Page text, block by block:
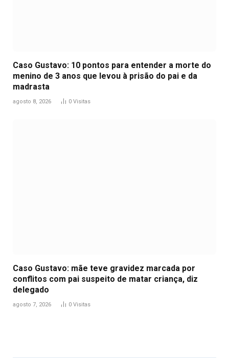
Caso Gustavo: 10 pontos para entender a morte do
menino de 3 anos que levou à prisão do pai e da
madrasta
agosto 8, 2026 0 Visitas
Caso Gustavo: mãe teve gravidez marcada por
conflitos com pai suspeito de matar criança, diz
delegado
agosto 7, 2026 0 Visitas